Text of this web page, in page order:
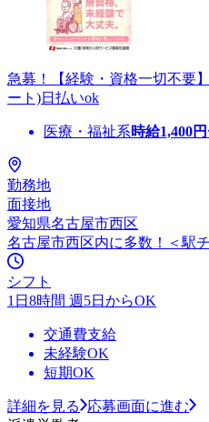
急募！【経験・資格一切不要
ート)日払いok
医療・福祉系時給1,400
勤務地
面接地
愛知県名古屋市西区
名古屋市西区内に多数！＜駅
シフト
1日8時間 週5日からOK
交通費支給
未経験OK
短期OK
詳細を見る
応募画面に進む